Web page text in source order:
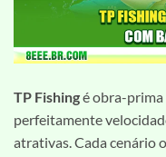
TP Fishingé obra-prima
perfeitamente
atrativas. Cada cenário